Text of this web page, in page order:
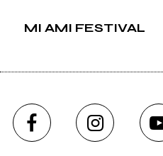
MI AMI FESTIVAL